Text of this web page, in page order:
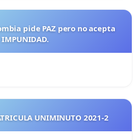
pide PAZ pero no acepta
IMPUNIDAD.
DESCUENTO MATRICULA UNIMINUTO 2021-2